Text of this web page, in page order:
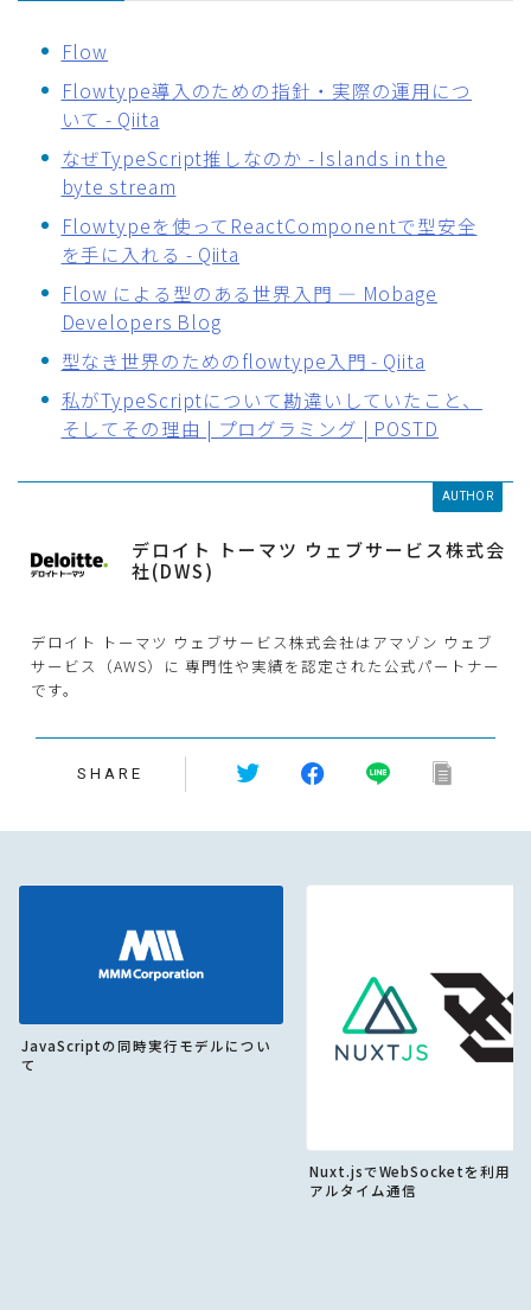
Flow
Flowtype導入のための指針・実際の運用につ
いて - Qiita
なぜTypeScript推しなのか - Islands in the
byte stream
Flowtypeを使ってReactComponentで型安全
を手に入れる - Qiita
Flow による型のある世界入門 — Mobage
Developers Blog
型なき世界のためのflowtype入門 - Qiita
私がTypeScriptについて勘違いしていたこと、
そしてその理由 | プログラミング | POSTD
AUTHOR
デロイト トーマツ ウェブサービス株式会
社(DWS)
デロイト トーマツ ウェブサービス株式会社はアマゾン ウェブ
サービス（AWS）に 専門性や実績を認定された公式パートナー
です。
SHARE
JavaScriptの同時実行モデルについ
て
Nuxt.jsでWebSocketを利用し
アルタイム通信